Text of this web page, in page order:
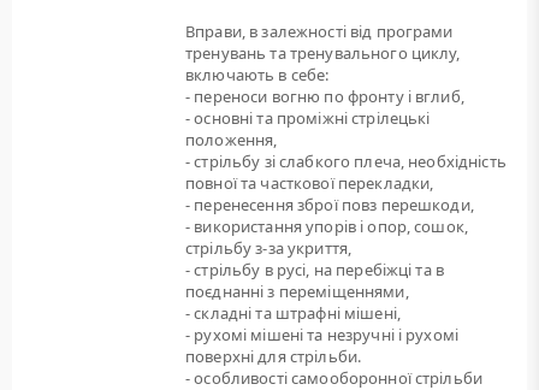
Вправи, в залежності від програми
тренувань та тренувального циклу,
включають в себе:
- переноси вогню по фронту і вглиб,
- основні та проміжні стрілецькі
положення,
- стрільбу зі слабкого плеча, необхідність
повної та часткової перекладки,
- перенесення зброї повз перешкоди,
- використання упорів і опор, сошок,
стрільбу з-за укриття,
- стрільбу в русі, на перебіжці та в
поєднанні з переміщеннями,
- складні та штрафні мішені,
- рухомі мішені та незручні і рухомі
поверхні для стрільби.
- особливості самооборонної стрільби